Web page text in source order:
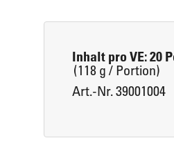
Inhalt pro VE: 20
(118 g / Portion)
Art.-Nr. 39001004